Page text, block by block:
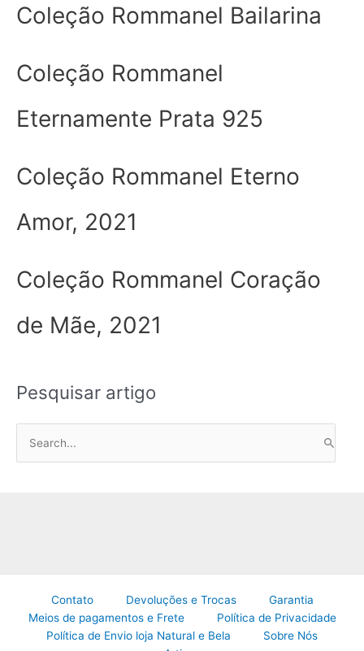
Coleção Rommanel Bailarina
Coleção Rommanel
Eternamente Prata 925
Coleção Rommanel Eterno
Amor, 2021
Coleção Rommanel Coração
de Mãe, 2021
Pesquisar artigo
Contato Devoluções e Trocas
Garantia
Meios de pagamentos e Frete
Política de Privacidade
Política de Envio loja Natural e Bela
Sobre Nós